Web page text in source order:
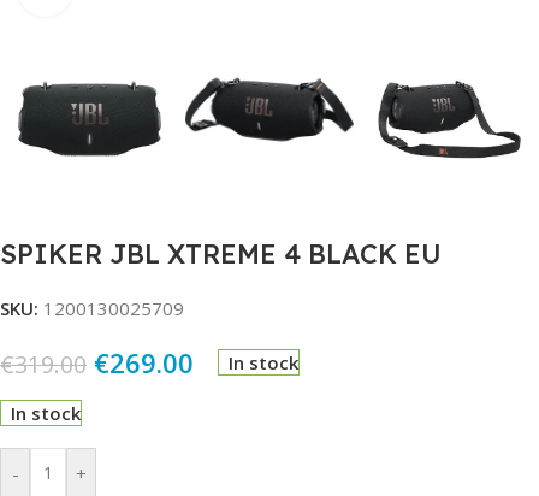
SPIKER JBL XTREME 4 BLACK EU
SKU: 1200130025709
€319.00 €269.00 In stock
In stock
- +
Alternative: